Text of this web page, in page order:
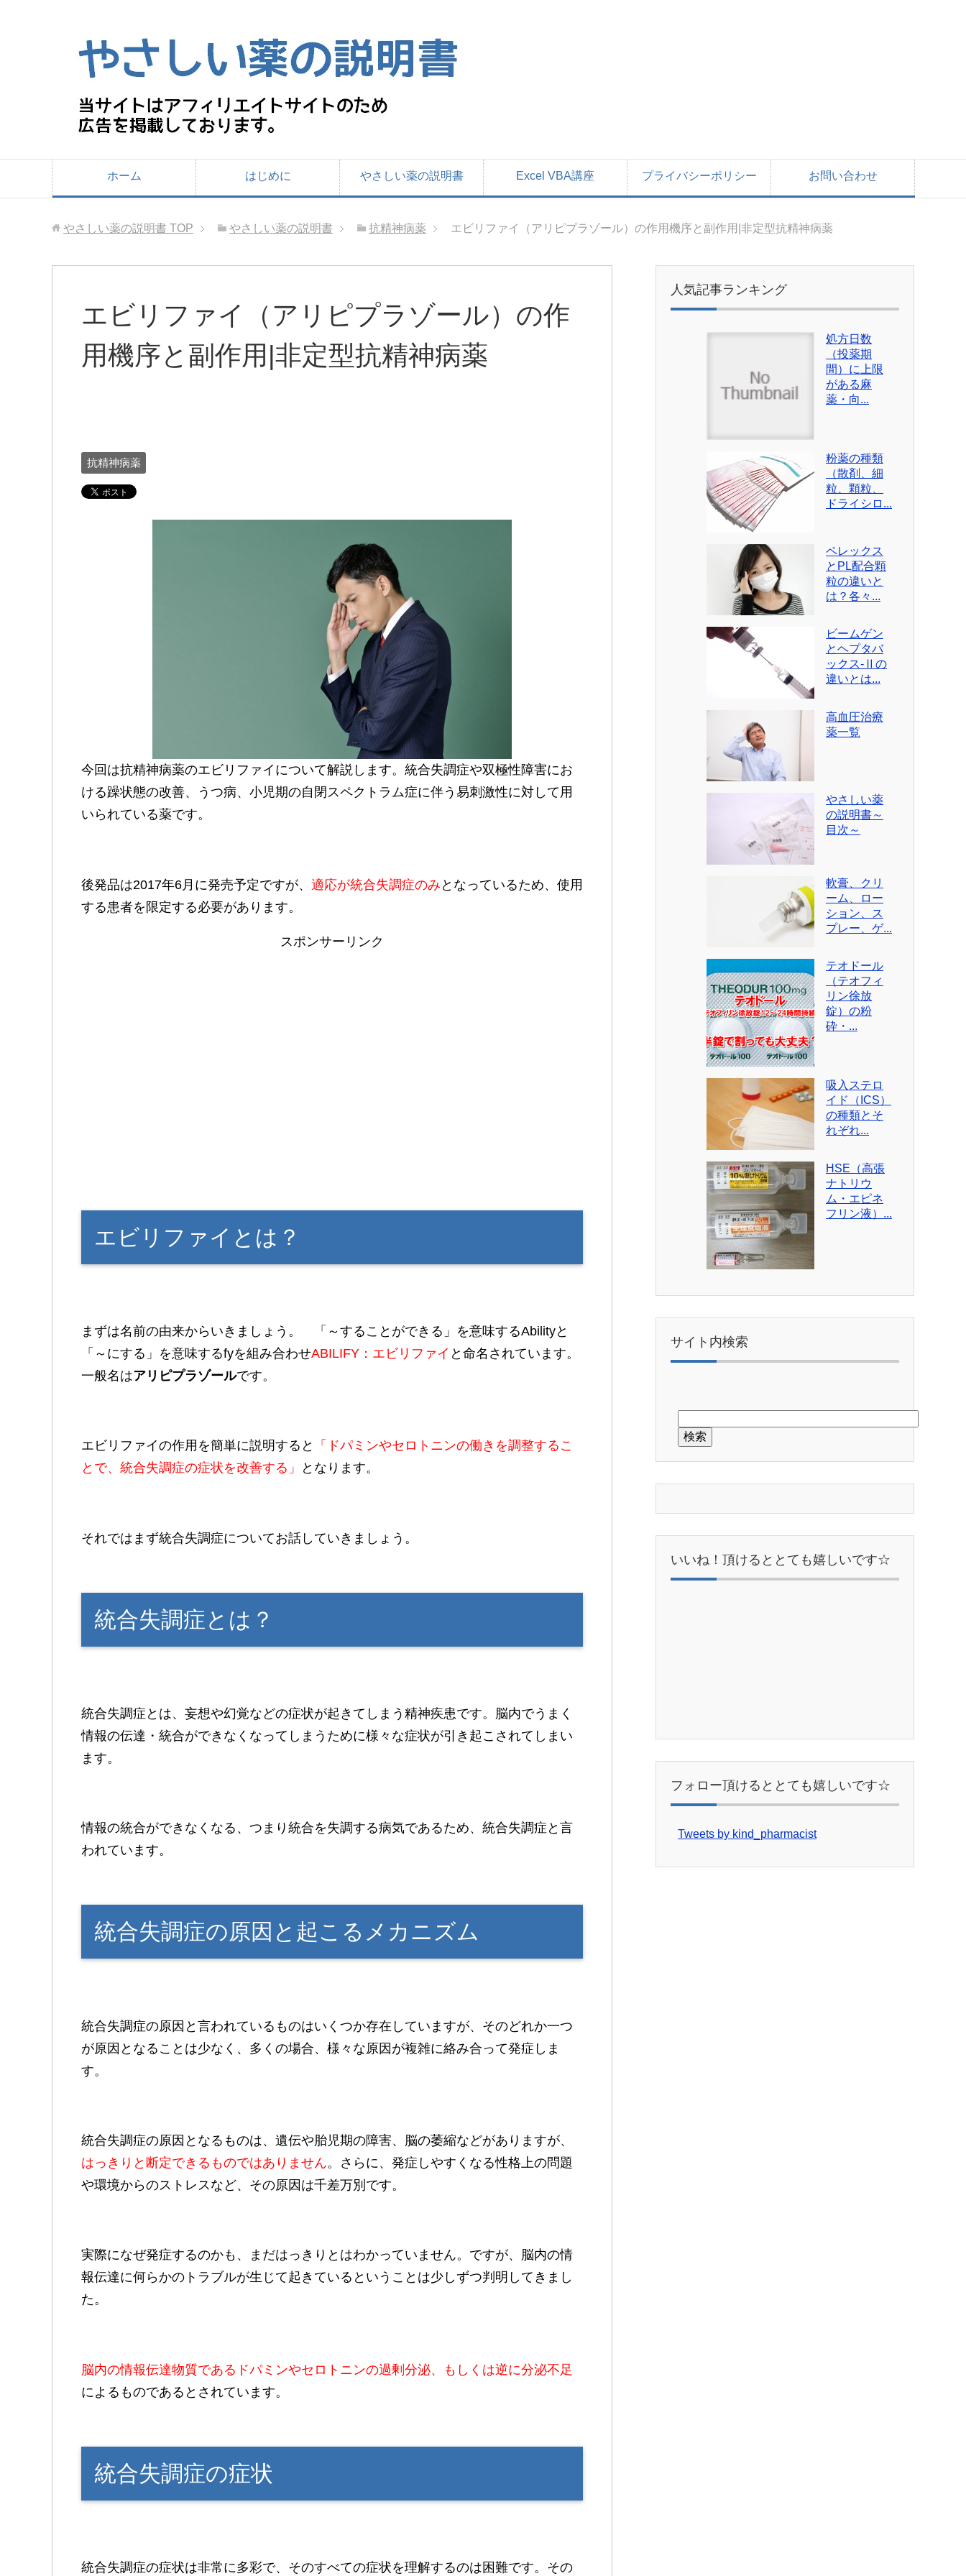
ホーム はじめに やさしい薬の説明書 Excel VBA講座 プライバシーポリシー お問い合わせ
やさしい薬の説明書 TOP やさしい薬の説明書 抗精神病薬 エビリファイ（アリピプラゾール）の作用機序と副作用|非定型抗精神病薬
エビリファイ（アリピプラゾール）の作
用機序と副作用|非定型抗精神病薬
抗精神病薬
今回は抗精神病薬のエビリファイについて解説します。統合失調症や双極性障害にお
ける躁状態の改善、うつ病、小児期の自閉スペクトラム症に伴う易刺激性に対して用
いられている薬です。
後発品は2017年6月に発売予定ですが、 適応が統合失調症のみ となっているため、使用
する患者を限定する必要があります。
スポンサーリンク
エビリファイとは？
まずは名前の由来からいきましょう。 「～することができる」を意味するAbilityと
「～にする」を意味するfyを組み合わせABILIFY：エビリファイ と命名されています。
一般名はアリピプラゾールです。
エビリファイの作用を簡単に説明すると
「ドパミンやセロトニンの働きを調整するこ
とで、統合失調症の症状を改善する」
となります。
それではまず統合失調症についてお話していきましょう。
統合失調症とは？
統合失調症とは、妄想や幻覚などの症状が起きてしまう精神疾患です。脳内でうまく
情報の伝達・統合ができなくなってしまうために様々な症状が引き起こされてしまい
ます。
情報の統合ができなくなる、つまり統合を失調する病気であるため、統合失調症と言
われています。
統合失調症の原因と起こるメカニズム
統合失調症の原因と言われているものはいくつか存在していますが、そのどれか一つ
が原因となることは少なく、多くの場合、様々な原因が複雑に絡み合って発症しま
す。
統合失調症の原因となるものは、遺伝や胎児期の障害、脳の萎縮などがありますが、
はっきりと断定できるものではありません。さらに、発症しやすくなる性格上の問題
や環境からのストレスなど、その原因は千差万別です。
実際になぜ発症するのかも、まだはっきりとはわかっていません。ですが、脳内の情
報伝達に何らかのトラブルが生じて起きているということは少しずつ判明してきまし
た。
脳内の情報伝達物質であるドパミンやセロトニンの過剰分泌、もしくは逆に分泌不足
によるものであるとされています。
統合失調症の症状
統合失調症の症状は非常に多彩で、そのすべての症状を理解するのは困難です。その
人気記事ランキング
処方日数
（投薬期
間）に上限
がある麻
薬・向...
粉薬の種類
（散剤、細
粒、顆粒、
ドライシロ...
ペレックス
とPL配合顆
粒の違いと
は？各々...
ビームゲン
とヘプタバ
ックス-Ⅱの
違いとは...
高血圧治療
薬一覧
やさしい薬
の説明書～
目次～
軟膏、クリ
ーム、ロー
ション、ス
プレー、ゲ...
テオドール
（テオフィ
リン徐放
錠）の粉
砕・...
吸入ステロ
イド（ICS）
の種類とそ
れぞれ...
HSE（高張
ナトリウ
ム・エピネ
フリン液）...
サイト内検索
いいね！頂けるととても嬉しいです☆
フォロー頂けるととても嬉しいです☆
Tweets by kind_pharmacist